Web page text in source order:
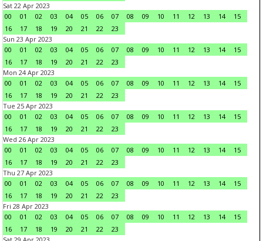
Sat 22 Apr 2023
00
01 02 03 04 05 06 07 08 09 10 11 12 13 14
15
16
17 18 19 20 21 22
23
Sun 23 Apr 2023
00
01 02 03 04 05 06 07 08 09 10 11 12 13 14
15
16
17 18 19 20 21 22
23
Mon 24 Apr 2023
00
01 02 03 04 05 06 07 08 09 10 11 12 13 14
15
16
17 18 19 20 21 22
23
Tue 25 Apr 2023
00
01 02 03 04 05 06 07 08 09 10 11 12 13 14
15
16
17 18 19 20 21 22
23
Wed 26 Apr 2023
00
01 02 03 04 05 06 07 08 09 10 11 12 13 14
15
16
17 18 19 20 21 22
23
Thu 27 Apr 2023
00
01 02 03 04 05 06 07 08 09 10 11 12 13 14
15
16
17 18 19 20 21 22
23
Fri 28 Apr 2023
00
01 02 03 04 05 06 07 08 09 10 11 12 13 14
15
16
17 18 19 20 21 22
23